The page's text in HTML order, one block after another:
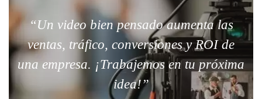
“Un video bien pensado aumenta las
ventas, tráfico, conversiones y ROI de
una empresa. ¡Trabajemos en tu próxima
idea!”